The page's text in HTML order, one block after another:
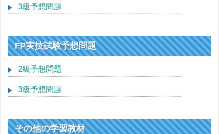
3級予想問題
FP実技試験予想問題
2級予想問題
3級予想問題
その他の学習教材